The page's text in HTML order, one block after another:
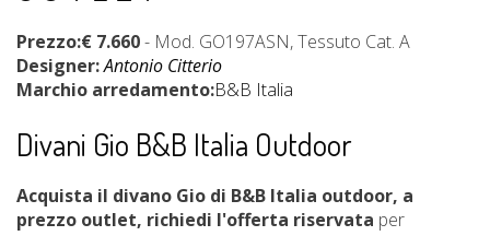
Prezzo:€ 7.660- Mod. GO197ASN, Tessuto Cat. A
Designer:Antonio Citterio
Marchio arredamento:B&B Italia
Divani Gio B&B Italia Outdoor
Acquista il divano Gio di B&B Italia outdoor, a
prezzo outlet, richiedi l'offerta riservata per